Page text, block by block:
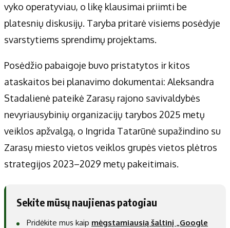
vyko operatyviau, o likę klausimai priimti be
platesnių diskusijų. Taryba pritarė visiems posėdyje
svarstytiems sprendimų projektams.
Posėdžio pabaigoje buvo pristatytos ir kitos
ataskaitos bei planavimo dokumentai: Aleksandra
Stadalienė pateikė Zarasų rajono savivaldybės
nevyriausybinių organizacijų tarybos 2025 metų
veiklos apžvalgą, o Ingrida Tatarūnė supažindino su
Zarasų miesto vietos veiklos grupės vietos plėtros
strategijos 2023–2029 metų pakeitimais.
Sekite mūsų naujienas patogiau
Pridėkite mus kaip mėgstamiausią šaltinį „Google